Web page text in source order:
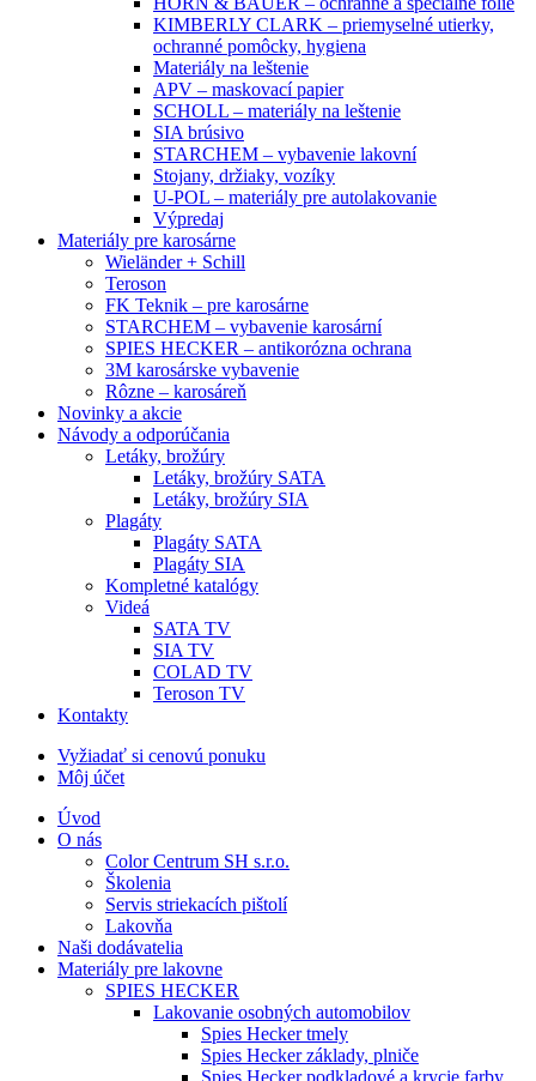
KIMBERLY CLARK – priemyselné utierky,
ochranné pomôcky, hygiena
Materiály na leštenie
APV – maskovací papier
SCHOLL – materiály na leštenie
SIA brúsivo
STARCHEM – vybavenie lakovní
Stojany, držiaky, vozíky
U-POL – materiály pre autolakovanie
Výpredaj
Materiály pre karosárne
Wieländer + Schill
Teroson
FK Teknik – pre karosárne
STARCHEM – vybavenie karosární
SPIES HECKER – antikorózna ochrana
3M karosárske vybavenie
Rôzne – karosáreň
Novinky a akcie
Návody a odporúčania
Letáky, brožúry
Letáky, brožúry SATA
Letáky, brožúry SIA
Plagáty
Plagáty SATA
Plagáty SIA
Kompletné katalógy
Videá
SATA TV
SIA TV
COLAD TV
Teroson TV
Kontakty
Vyžiadať si cenovú ponuku
Môj účet
Úvod
O nás
Color Centrum SH s.r.o.
Školenia
Servis striekacích pištolí
Lakovňa
Naši dodávatelia
Materiály pre lakovne
SPIES HECKER
Lakovanie osobných automobilov
Spies Hecker tmely
Spies Hecker základy, plniče
Spies Hecker podkladové a krycie farby